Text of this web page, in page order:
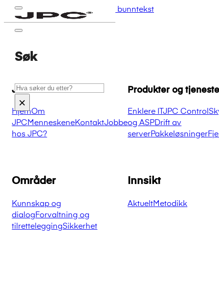
Hopp til hovedinnhold Hopp til bunntekst
Søk
Søk
×
JPC
HjemOm
JPCMenneskeneKontaktJobbe
hos JPC?
Produkter og
Enklere ITJPC Control
og ASPDrift av
serverPakkeløsninger
Områder
Kunnskap og
dialogForvaltning og
tilretteleggingSikkerhet
Innsikt
AktueltMetodikk